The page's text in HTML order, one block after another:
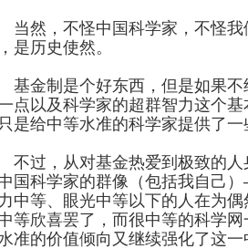
然，不怪中国科学家，不怪我
是历史使然。
金制是个好东西，但是如果不
点以及科学家的超群智力这个
是给中等水准的科学家提供了
过，从对基金热爱到极致的人
国科学家的群像（包括我自己
中等、眼光中等以下的人在为
等欣喜罢了，而很中等的科学
准的价值倾向又继续强化了这